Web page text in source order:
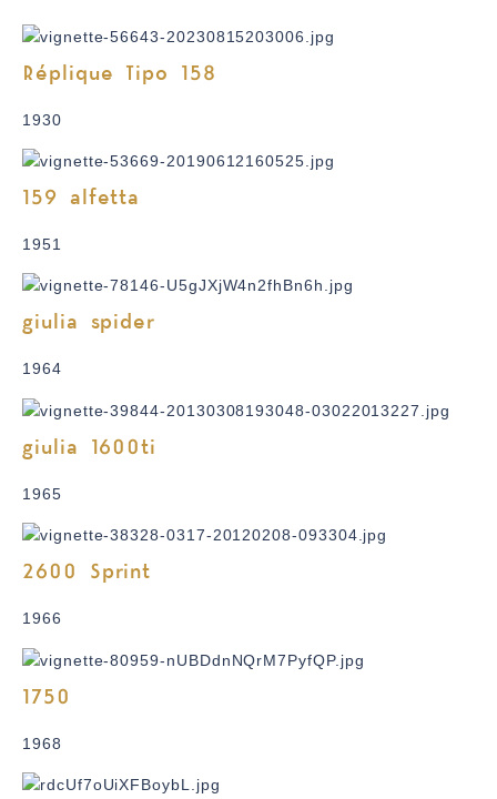
Réplique Tipo 158
1930
159 alfetta
1951
giulia spider
1964
giulia 1600ti
1965
2600 Sprint
1966
1750
1968